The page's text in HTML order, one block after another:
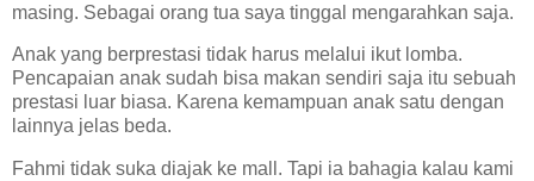
masing. Sebagai orang tua saya tinggal mengarahkan saja.
Anak yang berprestasi tidak harus melalui ikut lomba.
Pencapaian anak sudah bisa makan sendiri saja itu sebuah
prestasi luar biasa. Karena kemampuan anak satu dengan
lainnya jelas beda.
Fahmi tidak suka diajak ke mall. Tapi ia bahagia kalau kami